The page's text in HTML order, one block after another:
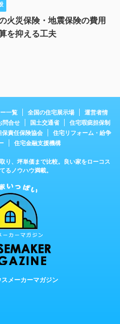
火災保険・地震保険の費用
を抑える工夫
一覧 全国の住宅展示場
運営者情
問合せ 国土交通省
住宅瑕疵担保制
保責任保険協会
住宅リフォーム・紛争
住宅金融支援機構
り、坪単価まで比較。良い家をローコス
るノウハウ満載。
メーカーマガジン